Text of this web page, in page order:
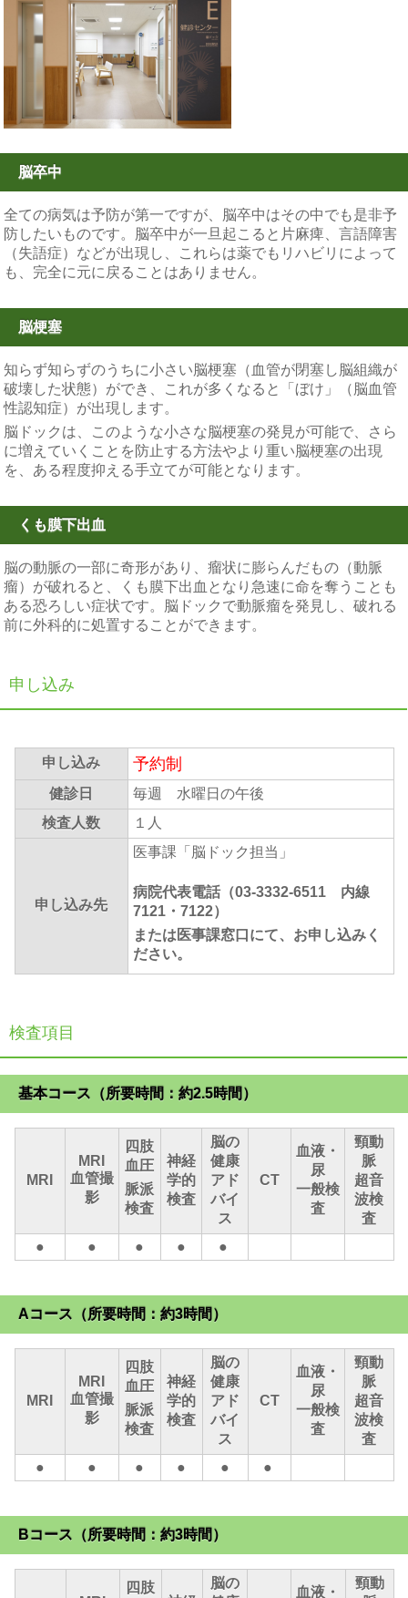
脳卒中
全ての病気は予防が第一ですが、脳卒中はその中でも是非予
防したいものです。脳卒中が一旦起こると片麻痺、言語障害
（失語症）などが出現し、これらは薬でもリハビリによって
も、完全に元に戻ることはありません。
脳梗塞
知らず知らずのうちに小さい脳梗塞（血管が閉塞し脳組織が
破壊した状態）ができ、これが多くなると「ぼけ」（脳血管
性認知症）が出現します。
脳ドックは、このような小さな脳梗塞の発見が可能で、さら
に増えていくことを防止する方法やより重い脳梗塞の出現
を、ある程度抑える手立てが可能となります。
くも膜下出血
脳の動脈の一部に奇形があり、瘤状に膨らんだもの（動脈
瘤）が破れると、くも膜下出血となり急速に命を奪うことも
ある恐ろしい症状です。脳ドックで動脈瘤を発見し、破れる
前に外科的に処置することができます。
申し込み
申し込み 予約制
健診日
毎週 水曜日の午後
検査人数
１人
申し込み先
医事課「脳ドック担当」
病院代表電話（03-3332-6511 内線
7121・7122）
または医事課窓口にて、お申し込みく
ださい。
検査項目
基本コース（所要時間：約2.5時間）
MRI
MRI
血管撮
影
四肢
血圧
脈派
検査
神経
学的
検査
脳の
健康
アド
バイ
ス
CT
血液・
尿
一般検
査
頸動
脈
超音
波検
査
●
● ● ● ●
Aコース（所要時間：約3時間）
MRI
MRI
血管撮
影
四肢
血圧
脈派
検査
神経
学的
検査
脳の
健康
アド
バイ
ス
CT
血液・
尿
一般検
査
頸動
脈
超音
波検
査
●
● ● ● ● ●
Bコース（所要時間：約3時間）
四肢
脳の
血液・
頸動